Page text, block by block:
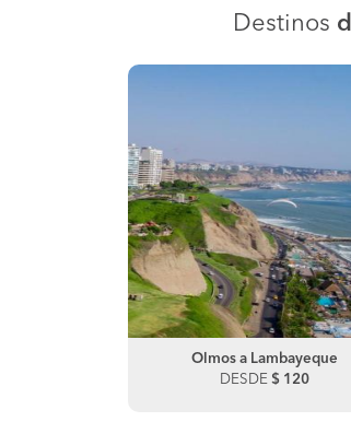
Destinos
Olmos a Lambayeque
DESDE $ 120
Chiclayo a
DESDE$ 50